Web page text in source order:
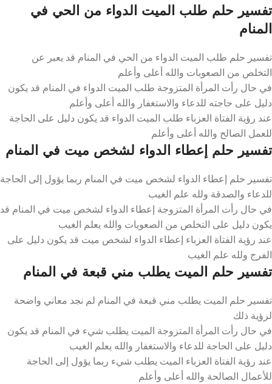
تفسير حلم طلب الميت الدواء من الحي في
المنام
تفسير حلم طلب الميت الدواء من الحي في المنام قد يعبر عن
التخلص من الصعوبات والله أعلى وأعلم
في حال رأت المرأة المتزوجة طلب الميت الدواء في المنام قد يكون
دليل على حاجته للدعاء والاستغفار والله أعلى وأعلم
عند رؤية الفتاة العزباء طلب الميت الدواء قد يكون دليل على الحاجة
للعمل الصالح والله أعلى وأعلم
تفسير حلم إعطاء الدواء لشخص ميت في المنام
تفسير حلم إعطاء الدواء لشخص ميت في المنام ربما يؤول إلى الحاجة
للدعاء والصدقة ولله علم الغيب
في حال رأت المرأة المتزوجة إعطاء الدواء لشخص ميت في المنام قد
يكون دليل على التخلص من الصعوبات والله يعلم الغيب
عند رؤية الفتاة العزباء إعطاء الدواء لشخص ميت قد يكون دليل على
الفرج ولله علم الغيب
تفسير حلم الميت يطلب مني قبعة في المنام
تفسير حلم الميت يطلب مني قبعة في المنام لم نجد معاني واضحة
لرؤية ذلك
في حال رأت المرأة المتزوجة الميت يطلب شيء في المنام قد يكون
دليل على الحاجة للدعاء والاستغفار والله يعلم الغيب
عند رؤية الفتاة العزباء الميت يطلب شيء ربما يؤول إلى الحاجة
للأعمال الصالحة والله أعلى وأعلم